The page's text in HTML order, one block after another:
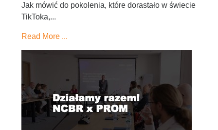
Jak mówić do pokolenia, które dorastało w świecie
TikToka,...
Read More ...